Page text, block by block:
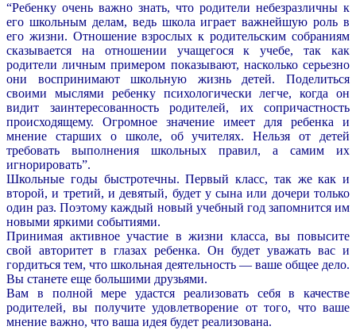
“Ребенку очень важно знать, что родители небезразличны к
его школьным делам, ведь школа играет важнейшую роль в
его жизни. Отношение взрослых к родительским собраниям
сказывается на отношении учащегося к учебе, так как
родители личным примером показывают, насколько серьезно
они воспринимают школьную жизнь детей. Поделиться
своими мыслями ребенку психологически легче, когда он
видит заинтересованность родителей, их сопричастность
происходящему. Огромное значение имеет для ребенка и
мнение старших о школе, об учителях. Нельзя от детей
требовать выполнения школьных правил, а самим их
игнорировать”.
Школьные годы быстротечны. Первый класс, так же как и
второй, и третий, и девятый, будет у сына или дочери только
один раз. Поэтому каждый новый учебный год запомнится им
новыми яркими событиями.
Принимая активное участие в жизни класса, вы повысите
свой авторитет в глазах ребенка. Он будет уважать вас и
гордиться тем, что школьная деятельность — ваше общее дело.
Вы станете еще большими друзьями.
Вам в полной мере удастся реализовать себя в качестве
родителей, вы получите удовлетворение от того, что ваше
мнение важно, что ваша идея будет реализована.